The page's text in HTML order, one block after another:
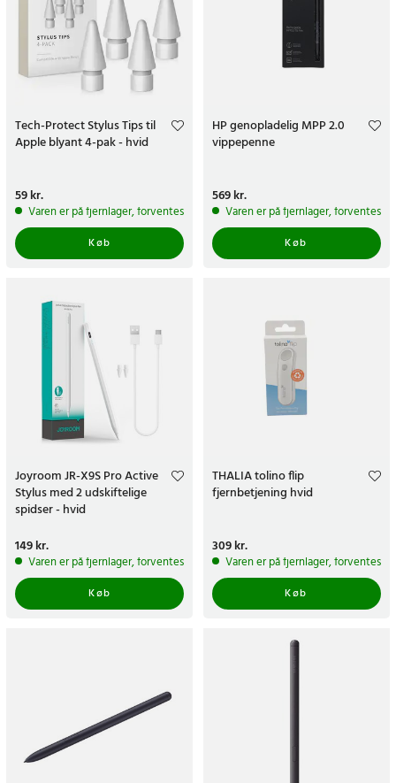
Tech-Protect Stylus Tips til
Apple blyant 4-pak - hvid
Pris:59 kr.
59 kr.
Varen er på fjernlager, forventes at blive sendt inden for 5-7 hverdage
Køb
HP genopladelig MPP 2.0
vippepenne
Pris:569 kr.
569 kr.
Varen er på fjernlager, forventes
Køb
Joyroom JR-X9S Pro Active
Stylus med 2 udskiftelige
spidser - hvid
Pris:149 kr.
149 kr.
Varen er på fjernlager, forventes at blive sendt inden for 5-7 hverdage
Køb
THALIA tolino flip
fjernbetjening hvid
Pris:309 kr.
309 kr.
Varen er på fjernlager, forventes
Køb